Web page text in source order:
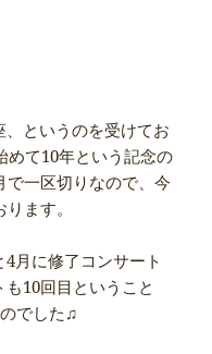
というのを受けてお
めて10年という記念の
で一区切りなので、今
ます。
月に修了コンサート
10回目ということ
でした♫